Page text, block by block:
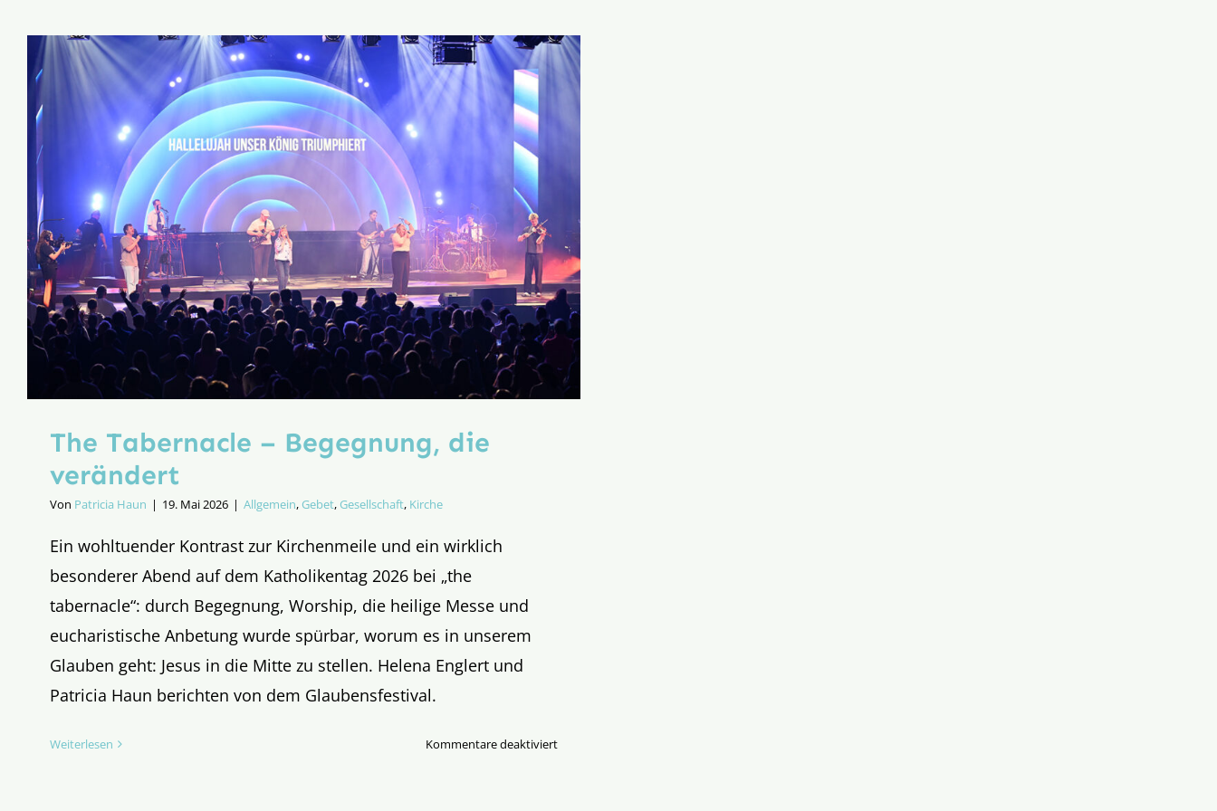
The Tabernacle – Begegnung, die
verändert
Von Patricia Haun | 19. Mai 2026 | Allgemein,Gebet,Gesellschaft, Kirche
Ein wohltuender Kontrast zur Kirchenmeile und ein wirklich
besonderer Abend auf dem Katholikentag 2026 bei „the
tabernacle“: durch Begegnung, Worship, die heilige Messe und
eucharistische Anbetung wurde spürbar, worum es in unserem
Glauben geht: Jesus in die Mitte zu stellen. Helena Englert und
Patricia Haun berichten von dem Glaubensfestival.
Weiterlesen Kommentare deaktiviertfür